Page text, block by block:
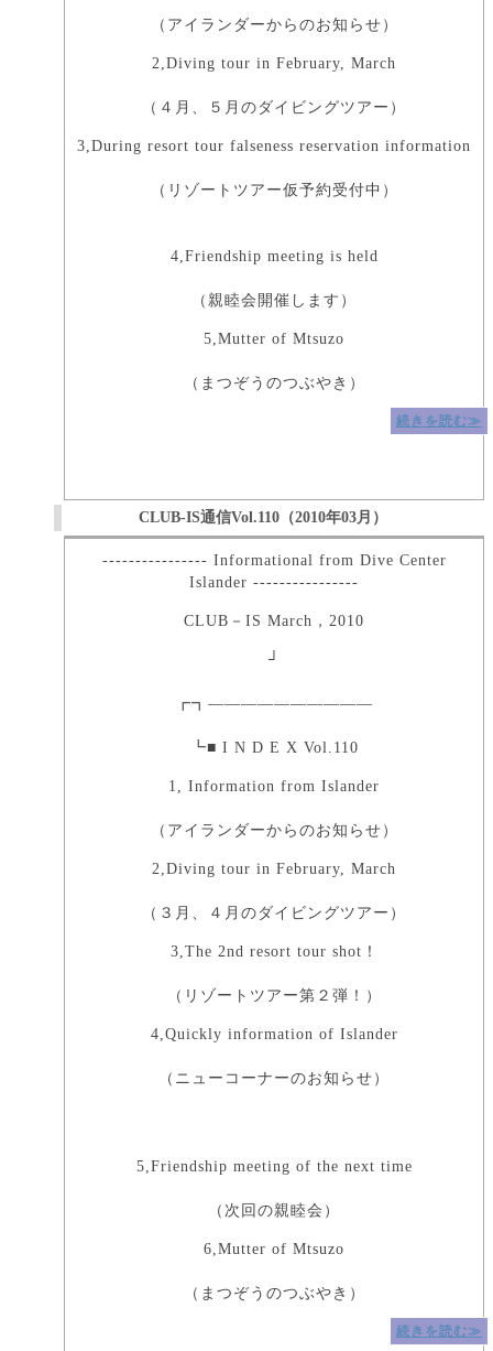
（アイランダーからのお知らせ）
2,Diving tour in February, March
（４月、５月のダイビングツアー）
3,During resort tour falseness reservation information
（リゾートツアー仮予約受付中）
4,Friendship meeting is held
（親睦会開催します）
5,Mutter of Mtsuzo
（まつぞうのつぶやき）
続きを読む≫
CLUB-IS通信Vol.110（2010年03月）
---------------- Informational from Dive Center
Islander ----------------
CLUB－IS March，2010
┘
┏┓――――――――――
┗■ I N D E X Vol.110
1, Information from Islander
（アイランダーからのお知らせ）
2,Diving tour in February, March
（３月、４月のダイビングツアー）
3,The 2nd resort tour shot！
（リゾートツアー第２弾！）
4,Quickly information of Islander
（ニューコーナーのお知らせ）
5,Friendship meeting of the next time
（次回の親睦会）
6,Mutter of Mtsuzo
（まつぞうのつぶやき）
続きを読む≫